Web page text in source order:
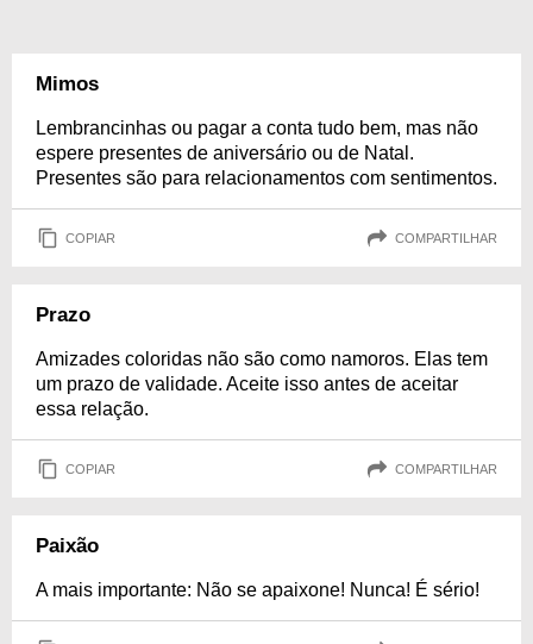
Mimos
Lembrancinhas ou pagar a conta tudo bem, mas não
espere presentes de aniversário ou de Natal.
Presentes são para relacionamentos com sentimentos.
COPIAR COMPARTILHAR
Prazo
Amizades coloridas não são como namoros. Elas tem
um prazo de validade. Aceite isso antes de aceitar
essa relação.
COPIAR COMPARTILHAR
Paixão
A mais importante: Não se apaixone! Nunca! É sério!